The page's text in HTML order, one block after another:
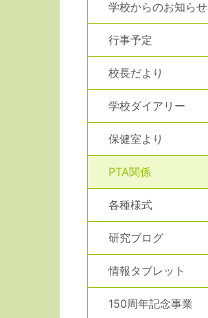
学校からのお知らせ
行事予定
校長だより
学校ダイアリー
保健室より
PTA関係
各種様式
研究ブログ
情報タブレット
150周年記念事業